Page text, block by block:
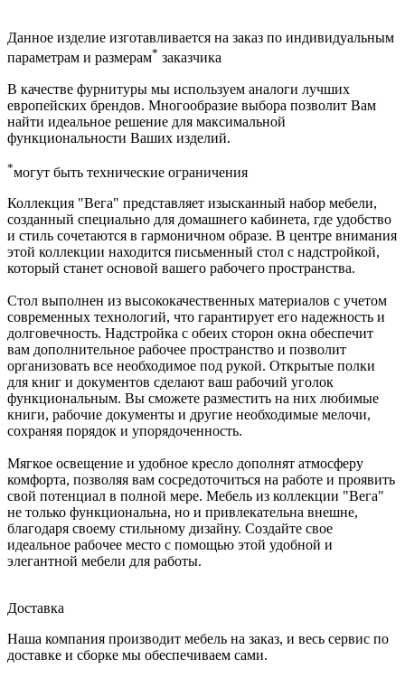
Данное изделие изготавливается на заказ по индивидуальным
параметрам и размерам* заказчика
В качестве фурнитуры мы используем аналоги лучших
европейских брендов. Многообразие выбора позволит Вам
найти идеальное решение для максимальной
функциональности Ваших изделий.
*могут быть технические ограничения
Коллекция "Вега" представляет изысканный набор мебели,
созданный специально для домашнего кабинета, где удобство
и стиль сочетаются в гармоничном образе. В центре внимания
этой коллекции находится письменный стол с надстройкой,
который станет основой вашего рабочего пространства.
Стол выполнен из высококачественных материалов с учетом
современных технологий, что гарантирует его надежность и
долговечность. Надстройка с обеих сторон окна обеспечит
вам дополнительное рабочее пространство и позволит
организовать все необходимое под рукой. Открытые полки
для книг и документов сделают ваш рабочий уголок
функциональным. Вы сможете разместить на них любимые
книги, рабочие документы и другие необходимые мелочи,
сохраняя порядок и упорядоченность.
Мягкое освещение и удобное кресло дополнят атмосферу
комфорта, позволяя вам сосредоточиться на работе и проявить
свой потенциал в полной мере. Мебель из коллекции "Вега"
не только функциональна, но и привлекательна внешне,
благодаря своему стильному дизайну. Создайте свое
идеальное рабочее место с помощью этой удобной и
элегантной мебели для работы.
Доставка
Наша компания производит мебель на заказ, и весь сервис по
доставке и сборке мы обеспечиваем сами.